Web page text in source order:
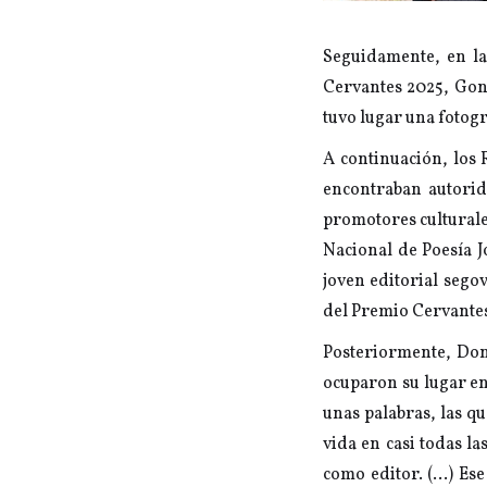
Seguidamente, en
Cervantes 2025,
tuvo lugar una
A continuación, los
encontraban
promotores
Nacional de Poesía
joven editorial
del Premio
Posteriormente,
ocuparon su lugar
unas palabras, las
vida en casi todas
como editor. (…)